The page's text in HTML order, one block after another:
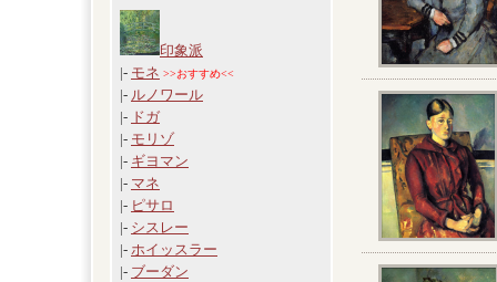
印象派
|- モネ >>おすすめ<<
|- ルノワール
|- ドガ
|- モリゾ
|- ギヨマン
|- マネ
|- ピサロ
|- シスレー
|- ホイッスラー
|- ブーダン